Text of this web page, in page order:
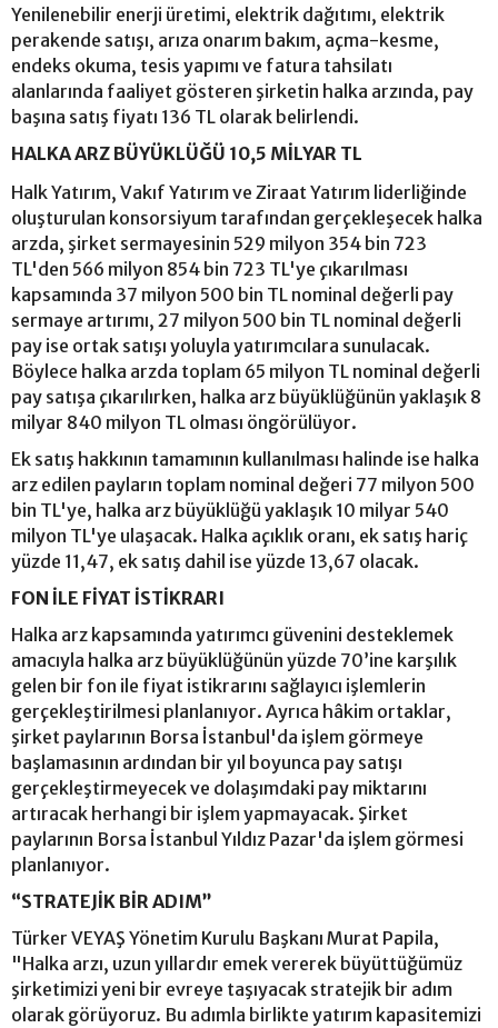
Yenilenebilir enerji üretimi, elektrik dağıtımı, elektrik
perakende satışı, arıza onarım bakım, açma-kesme,
endeks okuma, tesis yapımı ve fatura tahsilatı
alanlarında faaliyet gösteren şirketin halka arzında, pay
başına satış fiyatı 136 TL olarak belirlendi.
HALKA ARZ BÜYÜKLÜĞÜ 10,5 MİLYAR TL
Halk Yatırım, Vakıf Yatırım ve Ziraat Yatırım liderliğinde
oluşturulan konsorsiyum tarafından gerçekleşecek halka
arzda, şirket sermayesinin 529 milyon 354 bin 723
TL'den 566 milyon 854 bin 723 TL'ye çıkarılması
kapsamında 37 milyon 500 bin TL nominal değerli pay
sermaye artırımı, 27 milyon 500 bin TL nominal değerli
pay ise ortak satışı yoluyla yatırımcılara sunulacak.
Böylece halka arzda toplam 65 milyon TL nominal değerli
pay satışa çıkarılırken, halka arz büyüklüğünün yaklaşık 8
milyar 840 milyon TL olması öngörülüyor.
Ek satış hakkının tamamının kullanılması halinde ise halka
arz edilen payların toplam nominal değeri 77 milyon 500
bin TL'ye, halka arz büyüklüğü yaklaşık 10 milyar 540
milyon TL'ye ulaşacak. Halka açıklık oranı, ek satış hariç
yüzde 11,47, ek satış dahil ise yüzde 13,67 olacak.
FON İLE FİYAT İSTİKRARI
Halka arz kapsamında yatırımcı güvenini desteklemek
amacıyla halka arz büyüklüğünün yüzde 70’ine karşılık
gelen bir fon ile fiyat istikrarını sağlayıcı işlemlerin
gerçekleştirilmesi planlanıyor. Ayrıca hâkim ortaklar,
şirket paylarının Borsa İstanbul'da işlem görmeye
başlamasının ardından bir yıl boyunca pay satışı
gerçekleştirmeyecek ve dolaşımdaki pay miktarını
artıracak herhangi bir işlem yapmayacak. Şirket
paylarının Borsa İstanbul Yıldız Pazar'da işlem görmesi
planlanıyor.
“STRATEJİK BİR ADIM”
Türker VEYAŞ Yönetim Kurulu Başkanı Murat Papila,
"Halka arzı, uzun yıllardır emek vererek büyüttüğümüz
şirketimizi yeni bir evreye taşıyacak stratejik bir adım
olarak görüyoruz. Bu adımla birlikte yatırım kapasitemizi